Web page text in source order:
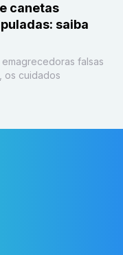
canetas
saiba
falsas
os cuidados